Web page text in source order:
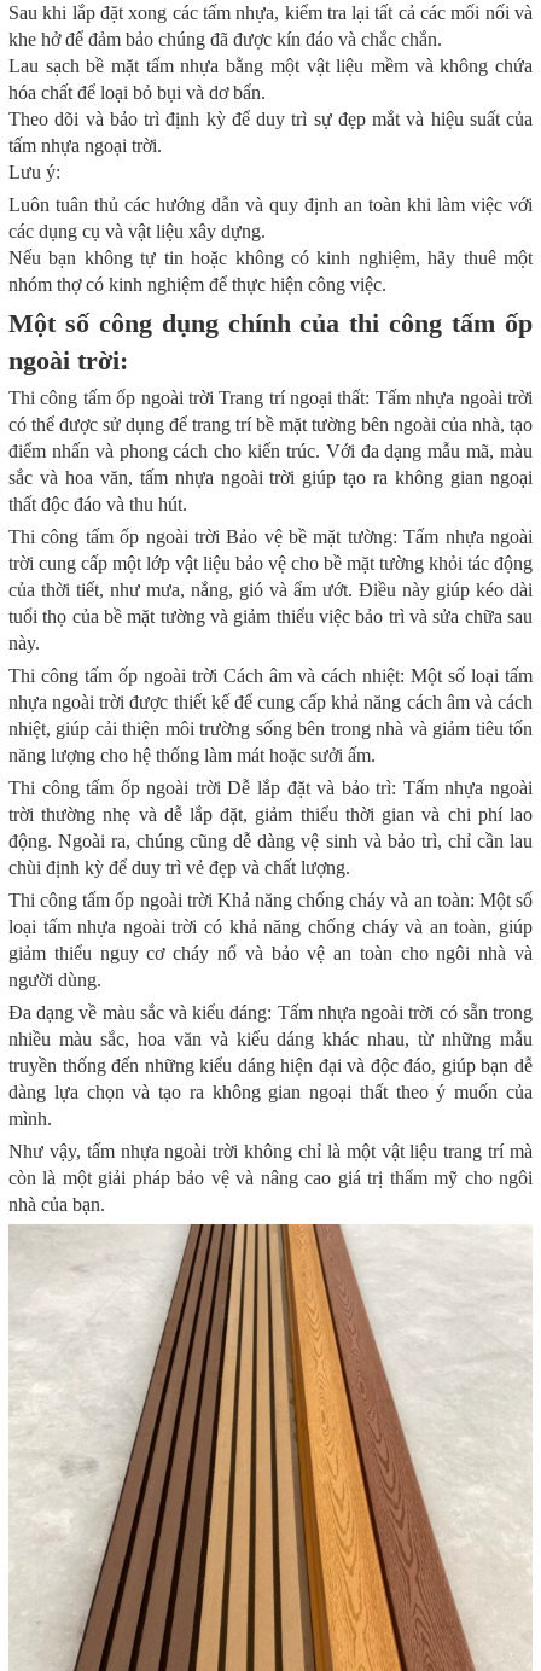
Sau khi lắp đặt xong các tấm nhựa, kiểm tra lại tất cả các mối nối và
khe hở để đảm bảo chúng đã được kín đáo và chắc chắn.
Lau sạch bề mặt tấm nhựa bằng một vật liệu mềm và không chứa
hóa chất để loại bỏ bụi và dơ bẩn.
Theo dõi và bảo trì định kỳ để duy trì sự đẹp mắt và hiệu suất của
tấm nhựa ngoại trời.
Lưu ý:
Luôn tuân thủ các hướng dẫn và quy định an toàn khi làm việc với
các dụng cụ và vật liệu xây dựng.
Nếu bạn không tự tin hoặc không có kinh nghiệm, hãy thuê một
nhóm thợ có kinh nghiệm để thực hiện công việc.
Một số công dụng chính của thi công tấm ốp
ngoài trời:
Thi công tấm ốp ngoài trời Trang trí ngoại thất: Tấm nhựa ngoài trời
có thể được sử dụng để trang trí bề mặt tường bên ngoài của nhà, tạo
điểm nhấn và phong cách cho kiến trúc. Với đa dạng mẫu mã, màu
sắc và hoa văn, tấm nhựa ngoài trời giúp tạo ra không gian ngoại
thất độc đáo và thu hút.
Thi công tấm ốp ngoài trời Bảo vệ bề mặt tường: Tấm nhựa ngoài
trời cung cấp một lớp vật liệu bảo vệ cho bề mặt tường khỏi tác động
của thời tiết, như mưa, nắng, gió và ẩm ướt. Điều này giúp kéo dài
tuổi thọ của bề mặt tường và giảm thiểu việc bảo trì và sửa chữa sau
này.
Thi công tấm ốp ngoài trời Cách âm và cách nhiệt: Một số loại tấm
nhựa ngoài trời được thiết kế để cung cấp khả năng cách âm và cách
nhiệt, giúp cải thiện môi trường sống bên trong nhà và giảm tiêu tốn
năng lượng cho hệ thống làm mát hoặc sưởi ấm.
Thi công tấm ốp ngoài trời Dễ lắp đặt và bảo trì: Tấm nhựa ngoài
trời thường nhẹ và dễ lắp đặt, giảm thiểu thời gian và chi phí lao
động. Ngoài ra, chúng cũng dễ dàng vệ sinh và bảo trì, chỉ cần lau
chùi định kỳ để duy trì vẻ đẹp và chất lượng.
Thi công tấm ốp ngoài trời Khả năng chống cháy và an toàn: Một số
loại tấm nhựa ngoài trời có khả năng chống cháy và an toàn, giúp
giảm thiểu nguy cơ cháy nổ và bảo vệ an toàn cho ngôi nhà và
người dùng.
Đa dạng về màu sắc và kiểu dáng: Tấm nhựa ngoài trời có sẵn trong
nhiều màu sắc, hoa văn và kiểu dáng khác nhau, từ những mẫu
truyền thống đến những kiểu dáng hiện đại và độc đáo, giúp bạn dễ
dàng lựa chọn và tạo ra không gian ngoại thất theo ý muốn của
mình.
Như vậy, tấm nhựa ngoài trời không chỉ là một vật liệu trang trí mà
còn là một giải pháp bảo vệ và nâng cao giá trị thẩm mỹ cho ngôi
nhà của bạn.